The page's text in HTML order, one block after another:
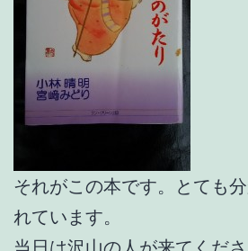
それがこの本です。とても
れています。